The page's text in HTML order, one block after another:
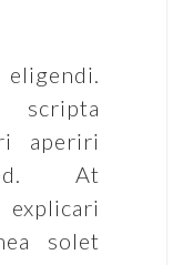
aperiri
At
solet